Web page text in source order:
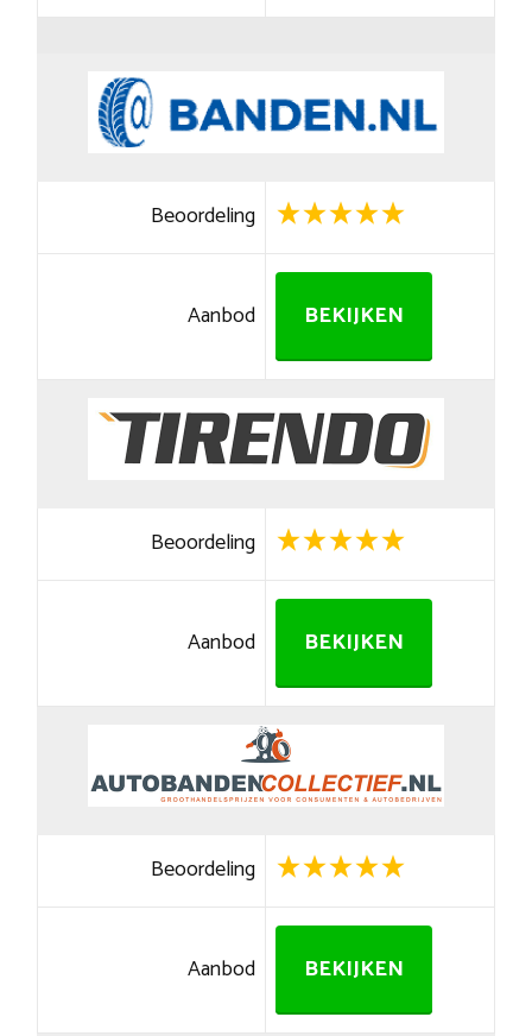
Beoordeling
Aanbod BEKIJKEN
Beoordeling
Aanbod BEKIJKEN
Beoordeling
Aanbod BEKIJKEN